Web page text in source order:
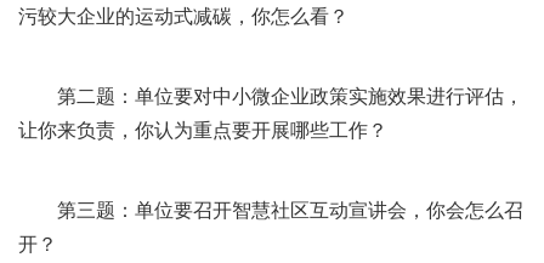
污较大企业的运动式减碳，你怎么看？
第二题：单位要对中小微企业政策实施效果进行评估，
让你来负责，你认为重点要开展哪些工作？
第三题：单位要召开智慧社区互动宣讲会，你会怎么召
开？